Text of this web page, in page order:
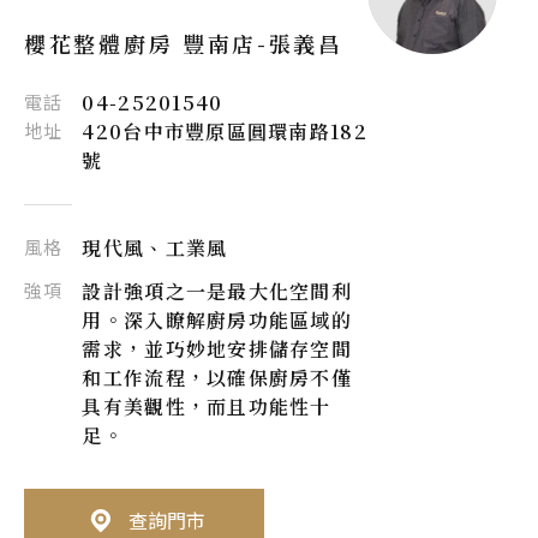
櫻花整體廚房 豐南店-張義昌
電話 04-25201540
地址
420台中市豐原區圓環南路182
號
風格 現代風、工業風
強項
設計強項之一是最大化空間利
用。深入瞭解廚房功能區域的
需求，並巧妙地安排儲存空間
和工作流程，以確保廚房不僅
具有美觀性，而且功能性十
足。
查詢門市